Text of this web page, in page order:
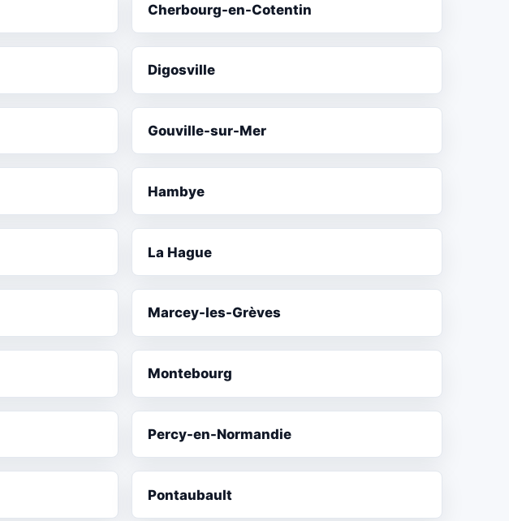
Cherbourg-en-Cotentin
Digosville
Gouville-sur-Mer
Hambye
La Hague
Marcey-les-Grèves
Montebourg
Percy-en-Normandie
Pontaubault